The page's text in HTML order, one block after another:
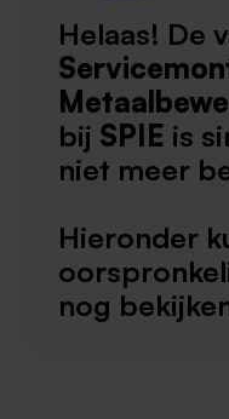
Helaas! De
bij SPIE is
niet meer
Hieronder
nog